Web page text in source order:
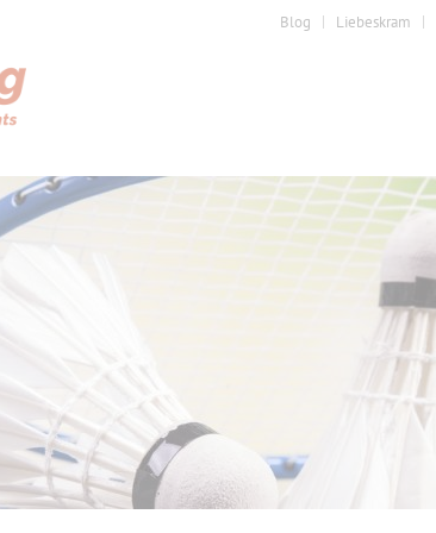
Blog Liebeskram